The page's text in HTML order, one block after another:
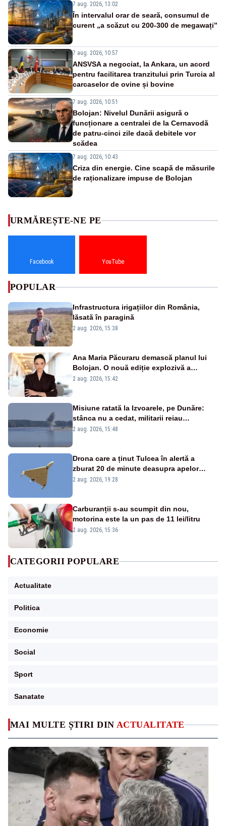
7 aug. 2026, 13:02
În intervalul orar de seară, consumul de
curent „a scăzut cu 200-300 de megawați”
7 aug. 2026, 10:57
ANSVSA a negociat, la Ankara, un acord
pentru facilitarea tranzitului prin Turcia al
carcaselor de ovine și bovine
7 aug. 2026, 10:51
Bolojan: Nivelul Dunării asigură o
funcționare a centralei de la Cernavodă
de patru-cinci zile dacă debitele vor
scădea
7 aug. 2026, 10:43
Criza din energie. Cine scapă de măsurile
de raționalizare impuse de Bolojan
MAI MULTE ȘTIRI DIN ACTUALITATE
URMĂREȘTE-NE PE
Facebook YouTube
POPULAR
Infrastructura irigațiilor din România,
lăsată în paragină
2 aug. 2026, 15:38
Ana Maria Păcuraru demască planul lui
Bolojan. O nouă ediție explozivă a
emisiunii „Miza Zilei” la Realitatea PLUS
2 aug. 2026, 15:42
Misiune ratată la Izvoarele, pe Dunăre:
stânca nu a cedat, militarii reiau
detonările luni – VIDEO
2 aug. 2026, 15:48
Drona care a ținut Tulcea în alertă a
zburat 20 de minute deasupra apelor
României. Au fost ridicate două F-16
2 aug. 2026, 19:28
Carburanții s-au scumpit din nou,
motorina este la un pas de 11 lei/litru
2 aug. 2026, 15:36
CATEGORII POPULARE
Actualitate
Politica
Economie
Social
Sport
Sanatate